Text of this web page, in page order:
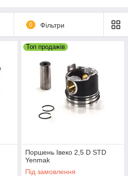
розмір, поршень з кільцями,
палець, стопорне кільце,
поршень з вибіркою під
0 Фільтри
Топ продажів
Поршень Івеко 2,5 D STD
Yenmak
Під замовлення